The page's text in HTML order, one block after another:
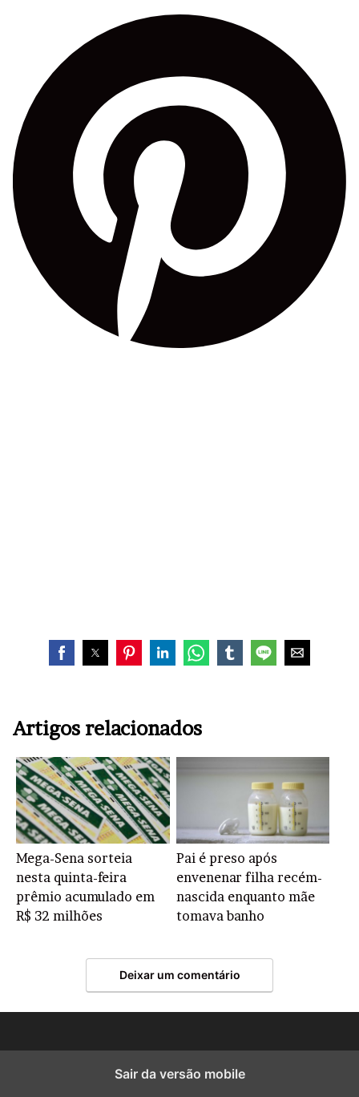
Artigos relacionados
Mega-Sena sorteia
nesta quinta-feira
prêmio acumulado em
R$ 32 milhões
Pai é preso após
envenenar filha recém-
nascida enquanto mãe
tomava banho
Deixar um comentário
Sair da versão mobile